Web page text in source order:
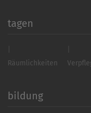
tagen
Räumlichkeiten
bildung